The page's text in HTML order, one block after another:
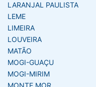
LARANJAL PAULISTA
LEME
LIMEIRA
LOUVEIRA
MATÃO
MOGI-GUAÇU
MOGI-MIRIM